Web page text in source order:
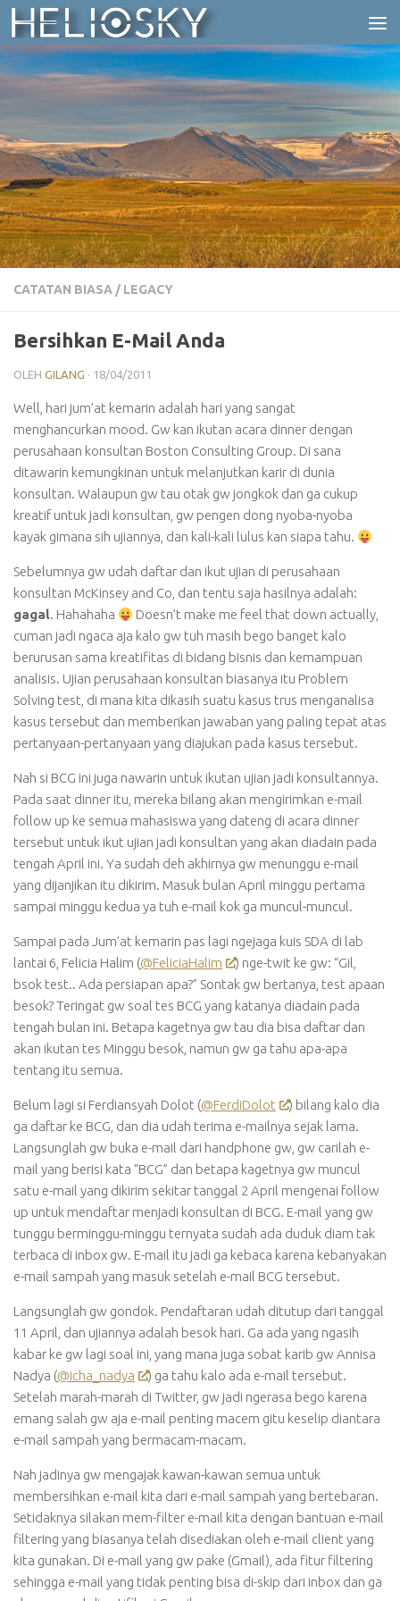
Skip to content
CATATAN BIASA / LEGACY
Bersihkan E-Mail Anda
OLEH GILANG · 18/04/2011
Well, hari jum’at kemarin adalah hari yang sangat
menghancurkan mood. Gw kan ikutan acara dinner dengan
perusahaan konsultan Boston Consulting Group. Di sana
ditawarin kemungkinan untuk melanjutkan karir di dunia
konsultan. Walaupun gw tau otak gw jongkok dan ga cukup
kreatif untuk jadi konsultan, gw pengen dong nyoba-nyoba
kayak gimana sih ujiannya, dan kali-kali lulus kan siapa tahu.
Sebelumnya gw udah daftar dan ikut ujian di perusahaan
konsultan McKinsey and Co, dan tentu saja hasilnya adalah:
gagal. Hahahaha
Doesn’t make me feel that down actually,
cuman jadi ngaca aja kalo gw tuh masih bego banget kalo
berurusan sama kreatifitas di bidang bisnis dan kemampuan
analisis. Ujian perusahaan konsultan biasanya itu Problem
Solving test, di mana kita dikasih suatu kasus trus menganalisa
kasus tersebut dan memberikan jawaban yang paling tepat atas
pertanyaan-pertanyaan yang diajukan pada kasus tersebut.
Nah si BCG ini juga nawarin untuk ikutan ujian jadi konsultannya.
Pada saat dinner itu, mereka bilang akan mengirimkan e-mail
follow up ke semua mahasiswa yang dateng di acara dinner
tersebut untuk ikut ujian jadi konsultan yang akan diadain pada
tengah April ini. Ya sudah deh akhirnya gw menunggu e-mail
yang dijanjikan itu dikirim. Masuk bulan April minggu pertama
sampai minggu kedua ya tuh e-mail kok ga muncul-muncul.
Sampai pada Jum’at kemarin pas lagi ngejaga kuis SDA di lab
lantai 6, Felicia Halim (@FeliciaHalim
) nge-twit ke gw: “Gil,
bsok test.. Ada persiapan apa?” Sontak gw bertanya, test apaan
besok? Teringat gw soal tes BCG yang katanya diadain pada
tengah bulan ini. Betapa kagetnya gw tau dia bisa daftar dan
akan ikutan tes Minggu besok, namun gw ga tahu apa-apa
tentang itu semua.
Belum lagi si Ferdiansyah Dolot (@FerdiDolot
) bilang kalo dia
ga daftar ke BCG, dan dia udah terima e-mailnya sejak lama.
Langsunglah gw buka e-mail dari handphone gw, gw carilah e-
mail yang berisi kata “BCG” dan betapa kagetnya gw muncul
satu e-mail yang dikirim sekitar tanggal 2 April mengenai follow
up untuk mendaftar menjadi konsultan di BCG. E-mail yang gw
tunggu berminggu-minggu ternyata sudah ada duduk diam tak
terbaca di inbox gw. E-mail itu jadi ga kebaca karena kebanyakan
e-mail sampah yang masuk setelah e-mail BCG tersebut.
Langsunglah gw gondok. Pendaftaran udah ditutup dari tanggal
11 April, dan ujiannya adalah besok hari. Ga ada yang ngasih
kabar ke gw lagi soal ini, yang mana juga sobat karib gw Annisa
Nadya (@icha_nadya
) ga tahu kalo ada e-mail tersebut.
Setelah marah-marah di Twitter, gw jadi ngerasa bego karena
emang salah gw aja e-mail penting macem gitu keselip diantara
e-mail sampah yang bermacam-macam.
Nah jadinya gw mengajak kawan-kawan semua untuk
membersihkan e-mail kita dari e-mail sampah yang bertebaran.
Setidaknya silakan mem-filter e-mail kita dengan bantuan e-mail
filtering yang biasanya telah disediakan oleh e-mail client yang
kita gunakan. Di e-mail yang gw pake (Gmail), ada fitur filtering
sehingga e-mail yang tidak penting bisa di-skip dari inbox dan ga